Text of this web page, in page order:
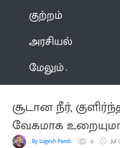
குற்றம்
அரசியல்
மேலும்
சூடான நீர்,
வேகமாக
By Logesh Pandi 12 Jul